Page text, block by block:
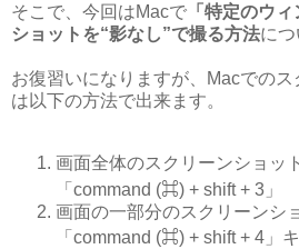
そこで、今回はMacで 「特定のウ
ショットを“影なし”で撮る方法につ
お復習いになりますが、Macでの
は以下の方法で出来ます。
画面全体のスクリーンショット
「command (⌘) + shift + 3」
画面の一部分のスクリーンシ
「command (⌘) + shift + 4」